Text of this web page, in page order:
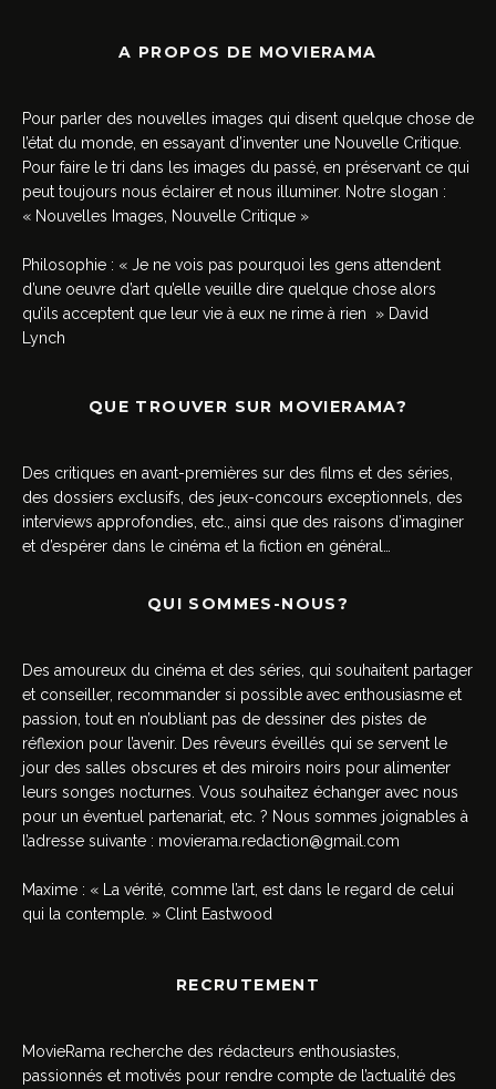
A PROPOS DE MOVIERAMA
Pour parler des nouvelles images qui disent quelque chose de
l’état du monde, en essayant d’inventer une Nouvelle Critique.
Pour faire le tri dans les images du passé, en préservant ce qui
peut toujours nous éclairer et nous illuminer. Notre slogan :
« Nouvelles Images, Nouvelle Critique »
Philosophie : « Je ne vois pas pourquoi les gens attendent
d’une oeuvre d’art qu’elle veuille dire quelque chose alors
qu’ils acceptent que leur vie à eux ne rime à rien » David
Lynch
QUE TROUVER SUR MOVIERAMA?
Des critiques en avant-premières sur des films et des séries,
des dossiers exclusifs, des jeux-concours exceptionnels, des
interviews approfondies, etc., ainsi que des raisons d’imaginer
et d’espérer dans le cinéma et la fiction en général…
QUI SOMMES-NOUS?
Des amoureux du cinéma et des séries, qui souhaitent partager
et conseiller, recommander si possible avec enthousiasme et
passion, tout en n’oubliant pas de dessiner des pistes de
réflexion pour l’avenir. Des rêveurs éveillés qui se servent le
jour des salles obscures et des miroirs noirs pour alimenter
leurs songes nocturnes. Vous souhaitez échanger avec nous
pour un éventuel partenariat, etc. ? Nous sommes joignables à
l’adresse suivante : movierama.redaction@gmail.com
Maxime : « La vérité, comme l’art, est dans le regard de celui
qui la contemple. » Clint Eastwood
RECRUTEMENT
MovieRama recherche des rédacteurs enthousiastes,
passionnés et motivés pour rendre compte de l’actualité des